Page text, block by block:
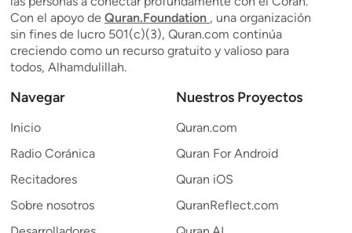
Con el apoyo de Quran.Foundation , una organización
sin fines de lucro 501(c)(3), Quran.com continúa
creciendo como un recurso gratuito y valioso para
todos, Alhamdulillah.
Navegar
Inicio
Radio Coránica
Recitadores
Sobre nosotros
Nuestros Proyectos
Quran.com
Quran For Android
Quran iOS
QuranReflect.com